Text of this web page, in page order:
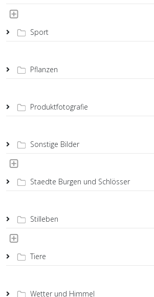
Sport
Pflanzen
Produktfotografie
Sonstige Bilder
Staedte Burgen und Schlösser
Stilleben
Tiere
Wetter und Himmel